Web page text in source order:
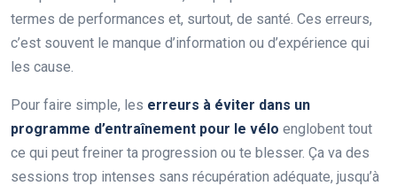
termes de performances et, surtout, de santé. Ces erreurs,
c’est souvent le manque d’information ou d’expérience qui
les cause.
Pour faire simple, les erreurs à éviter dans un
programme d’entraînement pour le vélo englobent tout
ce qui peut freiner ta progression ou te blesser. Ça va des
sessions trop intenses sans récupération adéquate, jusqu’à